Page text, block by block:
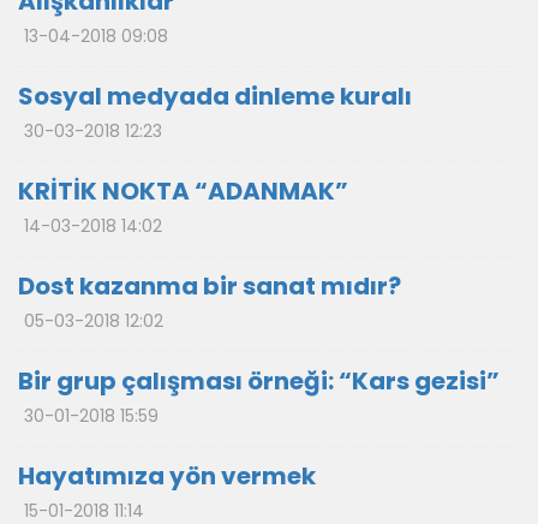
13-04-2018 09:08
Sosyal medyada dinleme kuralı
30-03-2018 12:23
KRİTİK NOKTA “ADANMAK”
14-03-2018 14:02
Dost kazanma bir sanat mıdır?
05-03-2018 12:02
Bir grup çalışması örneği: “Kars gezisi”
30-01-2018 15:59
Hayatımıza yön vermek
15-01-2018 11:14